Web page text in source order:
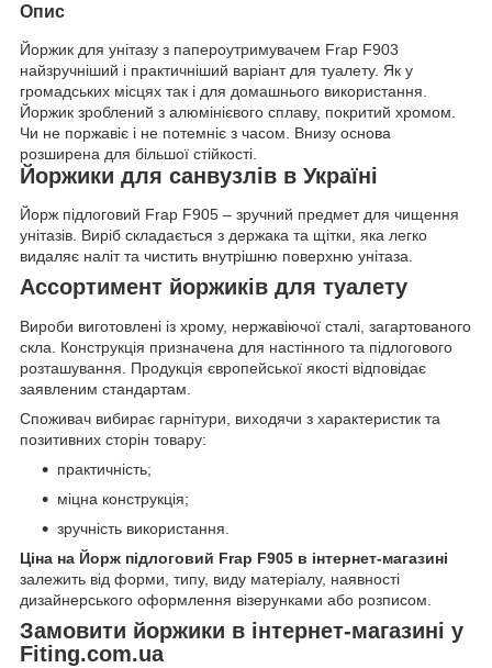
Опис
Йоржик для унітазу з папероутримувачем Frap F903
найзручніший і практичніший варіант для туалету. Як у
громадських місцях так і для домашнього використання.
Йоржик зроблений з алюмінієвого сплаву, покритий хромом.
Чи не поржавіє і не потемніє з часом. Внизу основа
розширена для більшої стійкості.
Йоржики для санвузлів в Україні
Йорж підлоговий Frap F905 – зручний предмет для чищення
унітазів. Виріб складається з держака та щітки, яка легко
видаляє наліт та чистить внутрішню поверхню унітаза.
Ассортимент йоржиків для туалету
Вироби виготовлені із хрому, нержавіючої сталі, загартованого
скла. Конструкція призначена для настінного та підлогового
розташування. Продукція європейської якості відповідає
заявленим стандартам.
Споживач вибирає гарнітури, виходячи з характеристик та
позитивних сторін товару:
практичність;
міцна конструкція;
зручність використання.
Ціна на Йорж підлоговий Frap F905 в інтернет-магазині
залежить від форми, типу, виду матеріалу, наявності
дизайнерського оформлення візерунками або розписом.
Замовити йоржики в інтернет-магазині у
Fiting.com.ua